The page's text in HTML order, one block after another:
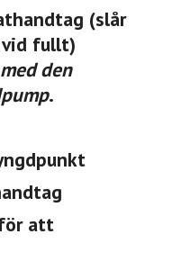
(slår
fullt)
den
.
att